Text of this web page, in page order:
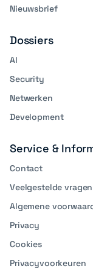
Nieuwsbrief
Dossiers
AI
Security
Netwerken
Development
Service &
Contact
Veelgestelde vragen
Algemene
Privacy
Cookies
Privacyvoorkeuren